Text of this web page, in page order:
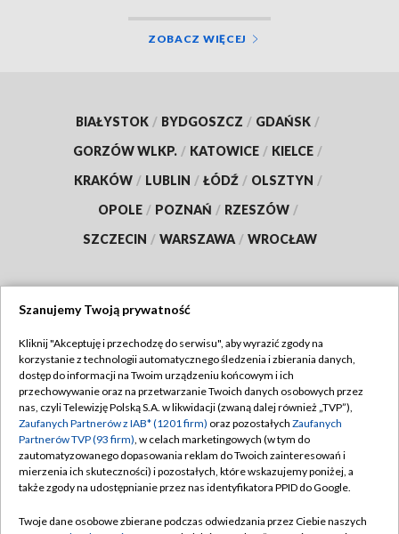
ZOBACZ WIĘCEJ
BIAŁYSTOK / BYDGOSZCZ / GDAŃSK /
GORZÓW WLKP. / KATOWICE / KIELCE /
KRAKÓW / LUBLIN / ŁÓDŹ / OLSZTYN /
OPOLE / POZNAŃ / RZESZÓW /
SZCZECIN / WARSZAWA / WROCŁAW
TVP
Abonament TVP
Emisja w TVP
Centrum informacji TVP
Naziemna Telewizja Cyfrowa
Regulamin TVP
Polityka prywatności
Moje zgody
Pomoc
Szanujemy Twoją prywatność
Kliknij "Akceptuję i przechodzę do serwisu", aby wyrazić zgody na
korzystanie z technologii automatycznego śledzenia i zbierania danych,
dostęp do informacji na Twoim urządzeniu końcowym i ich
przechowywanie oraz na przetwarzanie Twoich danych osobowych przez
nas, czyli Telewizję Polską S.A. w likwidacji (zwaną dalej również „TVP”),
Zaufanych Partnerów z IAB* (1201 firm) oraz pozostałych Zaufanych
Partnerów TVP (93 firm), w celach marketingowych (w tym do
zautomatyzowanego dopasowania reklam do Twoich zainteresowań i
mierzenia ich skuteczności) i pozostałych, które wskazujemy poniżej, a
także zgody na udostępnianie przez nas identyfikatora PPID do Google.
Twoje dane osobowe zbierane podczas odwiedzania przez Ciebie naszych